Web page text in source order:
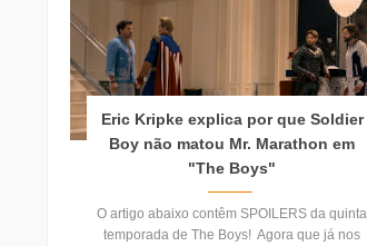
Eric Kripke explica por que Soldier
Boy não matou Mr. Marathon em
"The Boys"
O artigo abaixo contêm SPOILERS da quinta
temporada de The Boys! Agora que já nos